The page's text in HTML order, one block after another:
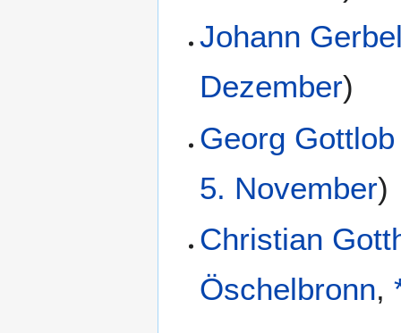
Johann
Dezember)
Georg
5. November)
Christian
Öschelbronn,